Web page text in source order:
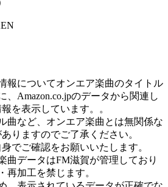
報についてオンエア楽曲のタイトル
、Amazon.co.jpのデータから関連し
を表示しています。。
曲など、オンエア楽曲とは無関係な
りますのでご了承ください。
でご確認をお願いいたします。
曲データはFM滋賀が管理しており
再加工を禁じます。